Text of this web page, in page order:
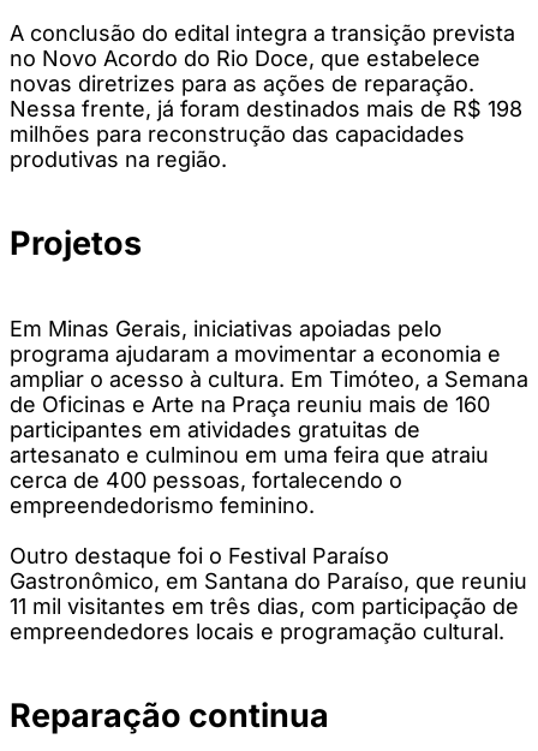
A conclusão do edital integra a transição prevista
no Novo Acordo do Rio Doce, que estabelece
novas diretrizes para as ações de reparação.
Nessa frente, já foram destinados mais de R$ 198
milhões para reconstrução das capacidades
produtivas na região.
Projetos
Em Minas Gerais, iniciativas apoiadas pelo
programa ajudaram a movimentar a economia e
ampliar o acesso à cultura. Em Timóteo, a Semana
de Oficinas e Arte na Praça reuniu mais de 160
participantes em atividades gratuitas de
artesanato e culminou em uma feira que atraiu
cerca de 400 pessoas, fortalecendo o
empreendedorismo feminino.
Outro destaque foi o Festival Paraíso
Gastronômico, em Santana do Paraíso, que reuniu
11 mil visitantes em três dias, com participação de
empreendedores locais e programação cultural.
Reparação continua